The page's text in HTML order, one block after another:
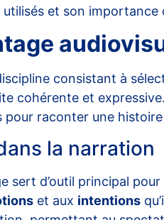
et son importance
consistant à
cohérente et
pour raconter une
la narration
sert d’outil principal
et aux intentions